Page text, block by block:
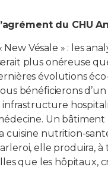
du CHU
Vésale » : les
plus onéreuse
évolutions
bénéficierons
infrastructure
Un
cuisine nutrition-
elle produira, à
que les hôpitaux,